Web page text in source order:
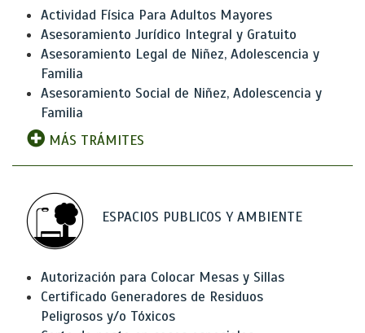
Actividad Física Para Adultos Mayores
Asesoramiento Jurídico Integral y Gratuito
Asesoramiento Legal de Niñez, Adolescencia y
Familia
Asesoramiento Social de Niñez, Adolescencia y
Familia
MÁS TRÁMITES
ESPACIOS PUBLICOS Y AMBIENTE
Autorización para Colocar Mesas y Sillas
Certificado Generadores de Residuos
Peligrosos y/o Tóxicos